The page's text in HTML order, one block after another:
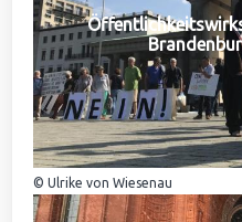
© Ulrike von Wiesenau